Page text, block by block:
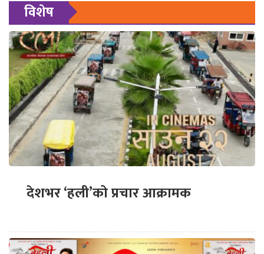
विशेष
देशभर ‘हली’को प्रचार आक्रामक